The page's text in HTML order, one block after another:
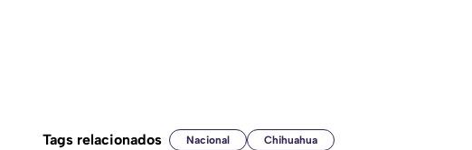
Tags relacionados Nacional Chihuahua